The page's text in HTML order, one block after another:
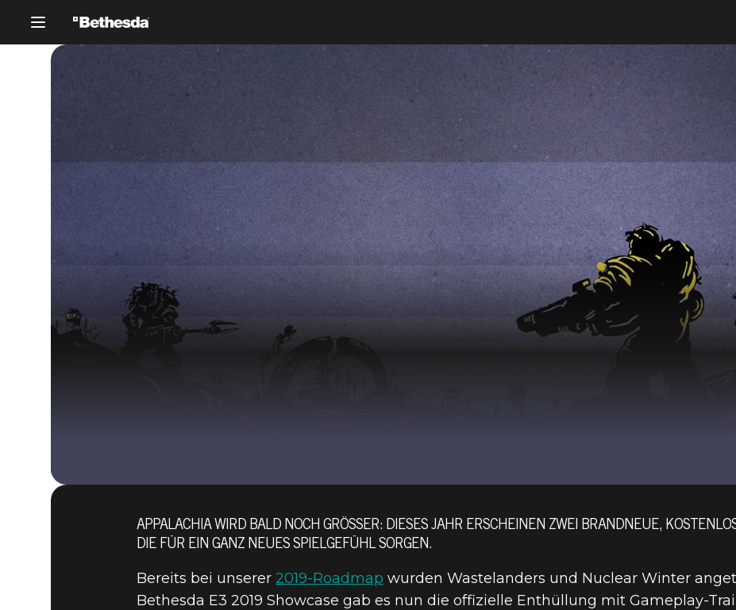
APPALACHIA WIRD BALD NOCH GRÖSSER: DIESES JAHR ERSCHEINEN ZWEI BRANDNEUE,
IE FÜR EIN GANZ NEUES SPIELGEFÜHL SORGEN.
Bereits bei unserer 2019-Roadmap wurden Wastelanders und Nuclear Winter
Bethesda E3 2019 Showcase gab es nun die offizielle Enthüllung mit Gameplay-